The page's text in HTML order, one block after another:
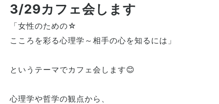
3/29カフェ会します
「女性のための☆
こころを彩る心理学～相手の心を知るには」
というテーマでカフェ会します😊
心理学や哲学の観点から、